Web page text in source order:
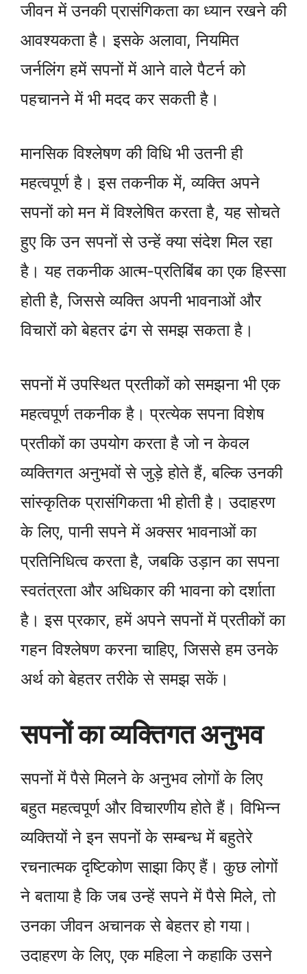
जीवन में उनकी प्रासंगिकता का ध्यान रखने की
आवश्यकता है। इसके अलावा, नियमित
जर्नलिंग हमें सपनों में आने वाले पैटर्न को
पहचानने में भी मदद कर सकती है।
मानसिक विश्लेषण की विधि भी उतनी ही
महत्वपूर्ण है। इस तकनीक में, व्यक्ति अपने
सपनों को मन में विश्लेषित करता है, यह सोचते
हुए कि उन सपनों से उन्हें क्या संदेश मिल रहा
है। यह तकनीक आत्म-प्रतिबिंब का एक हिस्सा
होती है, जिससे व्यक्ति अपनी भावनाओं और
विचारों को बेहतर ढंग से समझ सकता है।
सपनों में उपस्थित प्रतीकों को समझना भी एक
महत्वपूर्ण तकनीक है। प्रत्येक सपना विशेष
प्रतीकों का उपयोग करता है जो न केवल
व्यक्तिगत अनुभवों से जुड़े होते हैं, बल्कि उनकी
सांस्कृतिक प्रासंगिकता भी होती है। उदाहरण
के लिए, पानी सपने में अक्सर भावनाओं का
प्रतिनिधित्व करता है, जबकि उड़ान का सपना
स्वतंत्रता और अधिकार की भावना को दर्शाता
है। इस प्रकार, हमें अपने सपनों में प्रतीकों का
गहन विश्लेषण करना चाहिए, जिससे हम उनके
अर्थ को बेहतर तरीके से समझ सकें।
सपनों का व्यक्तिगत अनुभव
सपनों में पैसे मिलने के अनुभव लोगों के लिए
बहुत महत्वपूर्ण और विचारणीय होते हैं। विभिन्न
व्यक्तियों ने इन सपनों के सम्बन्ध में बहुतेरे
रचनात्मक दृष्टिकोण साझा किए हैं। कुछ लोगों
ने बताया है कि जब उन्हें सपने में पैसे मिले, तो
उनका जीवन अचानक से बेहतर हो गया।
उदाहरण के लिए, एक महिला ने कहाकि उसने